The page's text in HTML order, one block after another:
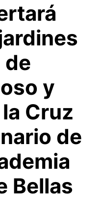
y
Cruz
de
Bellas